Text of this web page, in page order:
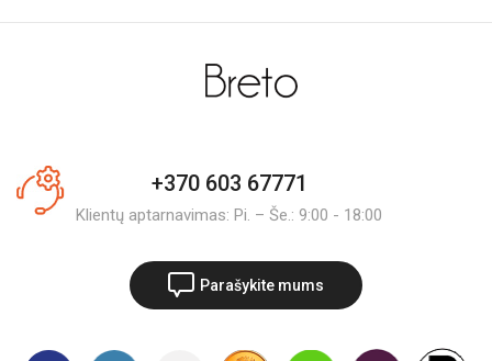
+370 603 67771
Klientų aptarnavimas: Pi. – Še.: 9:00 - 18:00
Parašykite mums